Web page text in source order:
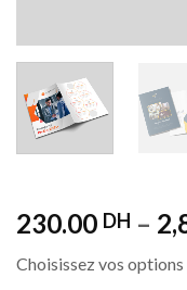
230.00 DH –
Choisissez vos